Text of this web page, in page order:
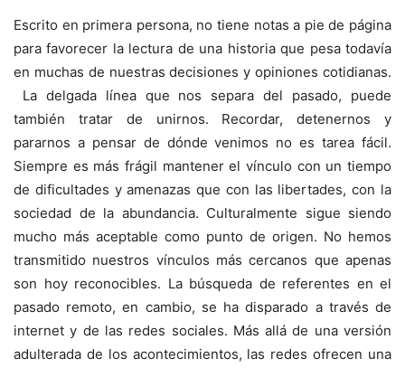
Escrito en primera persona, no tiene notas a pie de página
para favorecer la lectura de una historia que pesa todavía
en muchas de nuestras decisiones y opiniones cotidianas.
La delgada línea que nos separa del pasado, puede
también tratar de unirnos. Recordar, detenernos y
pararnos a pensar de dónde venimos no es tarea fácil.
Siempre es más frágil mantener el vínculo con un tiempo
de dificultades y amenazas que con las libertades, con la
sociedad de la abundancia. Culturalmente sigue siendo
mucho más aceptable como punto de origen. No hemos
transmitido nuestros vínculos más cercanos que apenas
son hoy reconocibles. La búsqueda de referentes en el
pasado remoto, en cambio, se ha disparado a través de
internet y de las redes sociales. Más allá de una versión
adulterada de los acontecimientos, las redes ofrecen una